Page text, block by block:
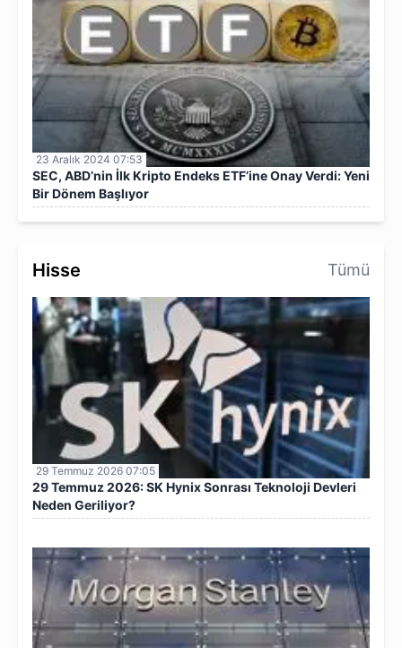
23 Aralık 2024 07:53
SEC, ABD’nin İlk Kripto Endeks ETF’ine Onay Verdi: Yeni
Bir Dönem Başlıyor
Hisse Tümü
29 Temmuz 2026 07:05
29 Temmuz 2026: SK Hynix Sonrası Teknoloji Devleri
Neden Geriliyor?